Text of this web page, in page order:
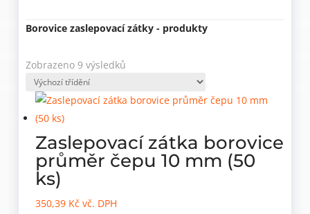
Borovice zaslepovací zátky - produkty
Zobrazeno 9 výsledků
Zaslepovací zátka borovice
průměr čepu 10 mm (50
ks)
350,39 Kč vč. DPH